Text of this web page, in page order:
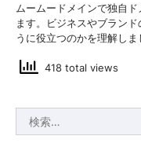
ムームードメインで独自
ます。ビジネスやブラン
うに役立つのかを理解しま
418 total views
索: